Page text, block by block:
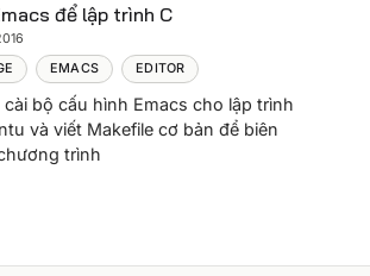
để lập trình C
EMACS EDITOR
bộ cấu hình Emacs cho lập trình
và viết Makefile cơ bản để biên
trình